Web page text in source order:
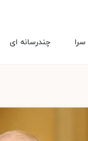
چندرسانه ای